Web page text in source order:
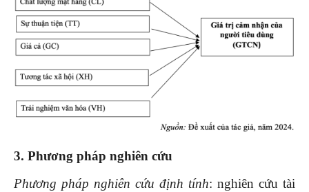
3. Phương pháp nghiên cứu
Phương pháp nghiên cứu định tính: nghiên cứu tài